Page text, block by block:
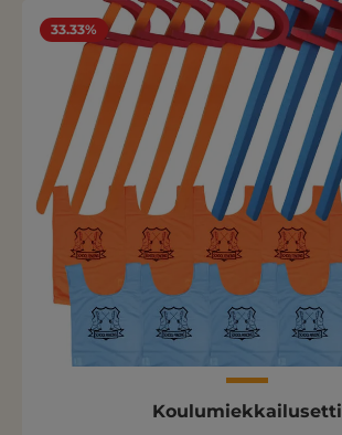
33.33%
Koulumiekkailusetti